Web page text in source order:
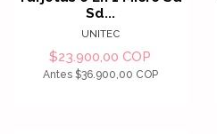
Sd...
UNITEC
$23.900,00 COP
Antes $36.900,00 COP